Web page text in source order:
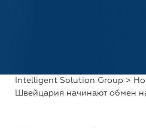
Intelligent Solution Group >
Швейцария начинают обмен